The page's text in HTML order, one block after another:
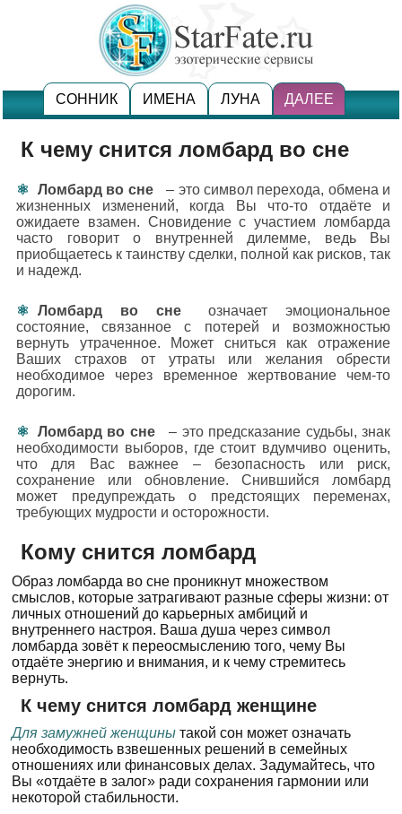
СОННИК ИМЕНА ЛУНА ДАЛЕЕ
К чему снится ломбард во сне
Ломбард во сне
– это символ перехода, обмена и
жизненных изменений, когда Вы что-то отдаёте и
ожидаете взамен. Сновидение с участием ломбарда
часто говорит о внутренней дилемме, ведь Вы
приобщаетесь к таинству сделки, полной как рисков, так
и надежд.
Ломбард во сне
означает эмоциональное
состояние, связанное с потерей и возможностью
вернуть утраченное. Может сниться как отражение
Ваших страхов от утраты или желания обрести
необходимое через временное жертвование чем-то
дорогим.
Ломбард во сне
– это предсказание судьбы, знак
необходимости выборов, где стоит вдумчиво оценить,
что для Вас важнее – безопасность или риск,
сохранение или обновление. Снившийся ломбард
может предупреждать о предстоящих переменах,
требующих мудрости и осторожности.
Кому снится ломбард
Образ ломбарда во сне проникнут множеством
смыслов, которые затрагивают разные сферы жизни: от
личных отношений до карьерных амбиций и
внутреннего настроя. Ваша душа через символ
ломбарда зовёт к переосмыслению того, чему Вы
отдаёте энергию и внимания, и к чему стремитесь
вернуть.
К чему снится ломбард женщине
Для замужней женщины такой сон может означать
необходимость взвешенных решений в семейных
отношениях или финансовых делах. Задумайтесь, что
Вы «отдаёте в залог» ради сохранения гармонии или
некоторой стабильности.